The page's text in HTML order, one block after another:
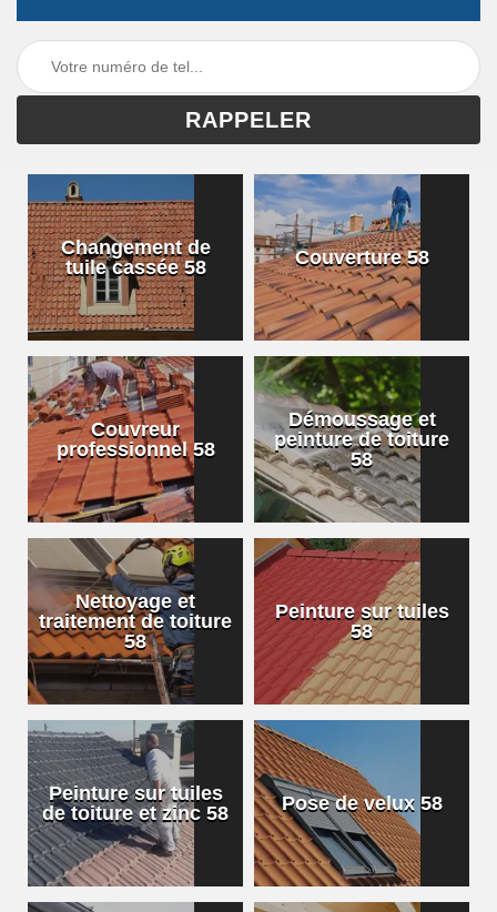
Changement de
tuile cassée 58
Couverture 58
Couvreur
professionnel 58
Démoussage et
peinture de toiture
58
Nettoyage et
traitement de toiture
58
Peinture sur tuiles
58
Peinture sur tuiles
de toiture et zinc 58
Pose de velux 58